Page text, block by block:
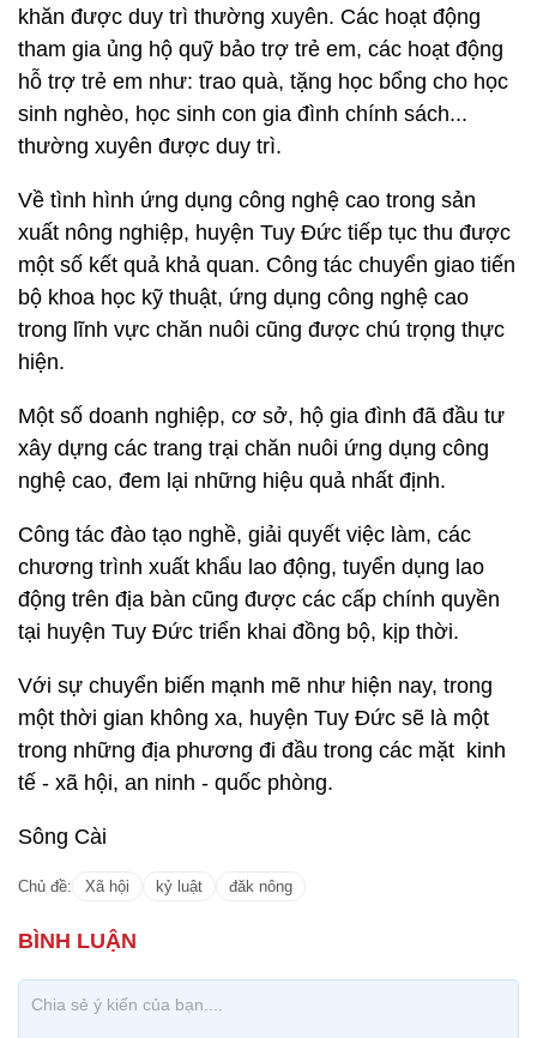
khăn được duy trì thường xuyên. Các hoạt động
tham gia ủng hộ quỹ bảo trợ trẻ em, các hoạt động
hỗ trợ trẻ em như: trao quà, tặng học bổng cho học
sinh nghèo, học sinh con gia đình chính sách...
thường xuyên được duy trì.
Về tình hình ứng dụng công nghệ cao trong sản
xuất nông nghiệp, huyện Tuy Đức tiếp tục thu được
một số kết quả khả quan. Công tác chuyển giao tiến
bộ khoa học kỹ thuật, ứng dụng công nghệ cao
trong lĩnh vực chăn nuôi cũng được chú trọng thực
hiện.
Một số doanh nghiệp, cơ sở, hộ gia đình đã đầu tư
xây dựng các trang trại chăn nuôi ứng dụng công
nghệ cao, đem lại những hiệu quả nhất định.
Công tác đào tạo nghề, giải quyết việc làm, các
chương trình xuất khẩu lao động, tuyển dụng lao
động trên địa bàn cũng được các cấp chính quyền
tại huyện Tuy Đức triển khai đồng bộ, kịp thời.
Với sự chuyển biến mạnh mẽ như hiện nay, trong
một thời gian không xa, huyện Tuy Đức sẽ là một
trong những địa phương đi đầu trong các mặt kinh
tế - xã hội, an ninh - quốc phòng.
Sông Cài
Chủ đề: Xã hội kỷ luật đăk nông